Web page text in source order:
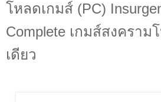
โหลดเกมส์ (PC)
Complete เกมส์สงคราม
เดียว